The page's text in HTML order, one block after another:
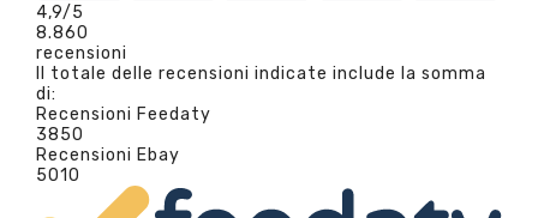
4,9/5
8.860
recensioni
Il totale delle recensioni indicate include la somma
di:
Recensioni Feedaty
3850
Recensioni Ebay
5010